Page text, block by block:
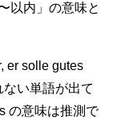
以内」の意味と
er solle gutes
い単語が出て
の意味は推測で